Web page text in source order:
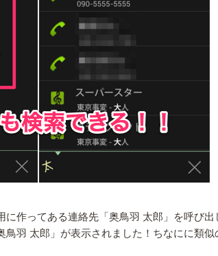
作ってある連絡先「奥鳥羽 太郎」を呼び出
羽 太郎」が表示されました！ちなにに類